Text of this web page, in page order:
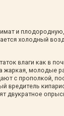
и
холодный
влаги как в
молодые
с прополкой,
двукратное